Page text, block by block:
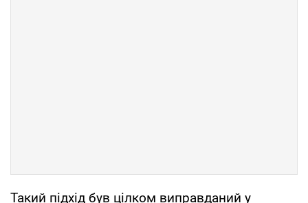
Такий підхід був цілком виправданий у